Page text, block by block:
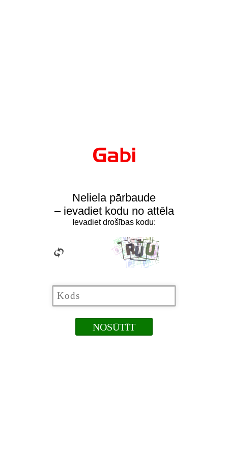
Neliela pārbaude
– ievadiet kodu no attēla
Ievadiet drošības kodu: